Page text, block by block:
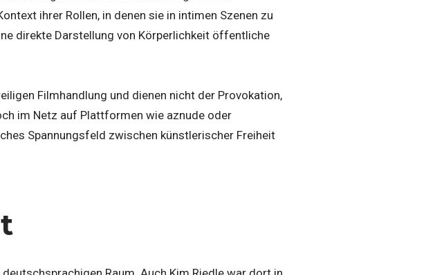
ihrer Rollen, in denen sie in intimen Szenen zu
direkte Darstellung von Körperlichkeit öffentliche
Filmhandlung und dienen nicht der Provokation,
im Netz auf Plattformen wie aznude oder
Spannungsfeld zwischen künstlerischer Freiheit